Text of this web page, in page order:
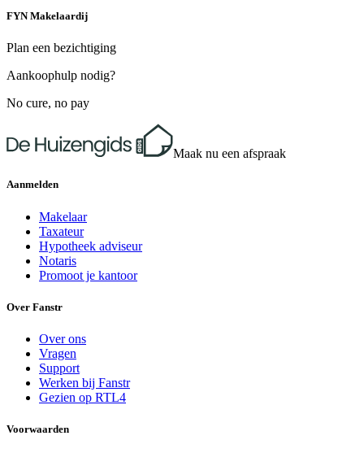
FYN Makelaardij
Plan een bezichtiging
Aankoophulp nodig?
No cure, no pay
Maak nu een afspraak
Aanmelden
Makelaar
Taxateur
Hypotheek adviseur
Notaris
Promoot je kantoor
Over Fanstr
Over ons
Vragen
Support
Werken bij Fanstr
Gezien op RTL4
Voorwaarden